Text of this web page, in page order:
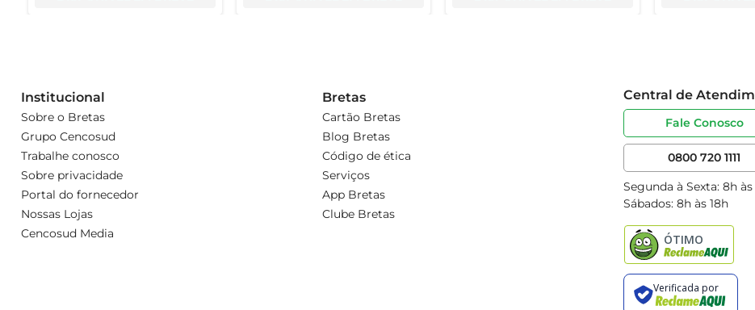
Institucional
Sobre o Bretas
Grupo Cencosud
Trabalhe conosco
Sobre privacidade
Portal do fornecedor
Nossas Lojas
Cencosud Media
Bretas
Cartão Bretas
Blog Bretas
Código de ética
Serviços
App Bretas
Clube Bretas
Central de
Fale Conosco
0800 720 1111
Segunda à Sexta: 8h
Sábados: 8h às 18h